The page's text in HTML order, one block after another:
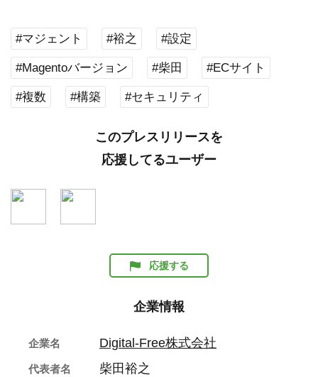
#マジェント #裕之 #設定
#Magentoバージョン #柴田 #ECサイト
#複数 #構築 #セキュリティ
このプレスリリースを
応援してるユーザー
応援する
企業情報
企業名 Digital-Free株式会社
代表者名 柴田裕之